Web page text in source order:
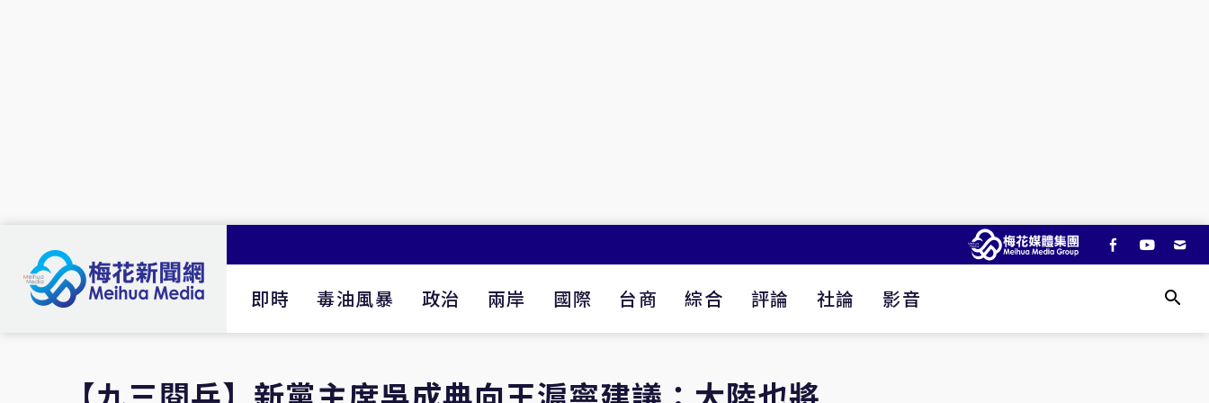
即時 毒油風暴 政治 兩岸 國際 台商 綜合 評論 社論 影音